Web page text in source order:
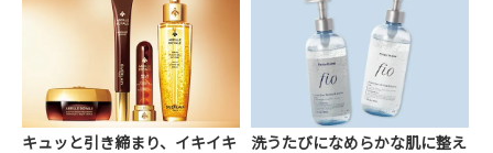
キュッと引き締まり、イキイキ
洗うたびになめらかな肌に整え